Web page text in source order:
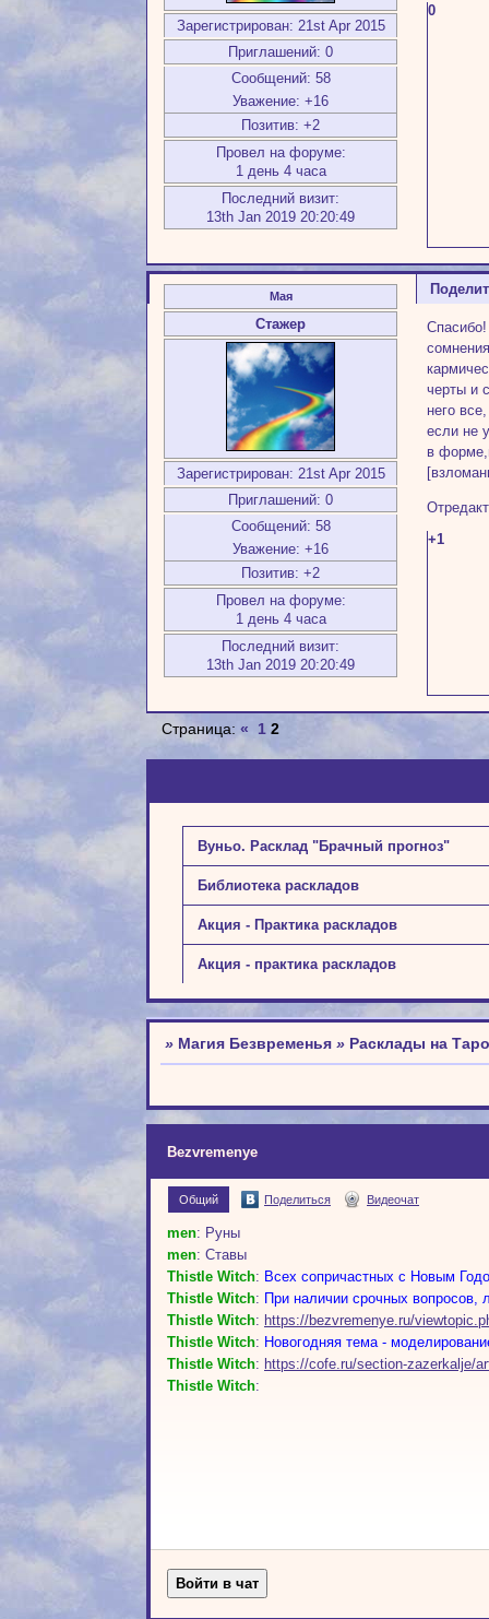
Зарегистрирован: 21st Apr 2015
Приглашений: 0
Сообщений: 58
Уважение: +16
Позитив: +2
Провел на форуме:
1 день 4 часа
Последний визит:
13th Jan 2019 20:20:49
0
Мая
Стажер
Зарегистрирован: 21st Apr 2015
Приглашений: 0
Сообщений: 58
Уважение: +16
Позитив: +2
Провел на форуме:
1 день 4 часа
Последний визит:
13th Jan 2019 20:20:49
черты и
него
если не
в
+1
Страница:« 1 2
Вуньо. Расклад "Брачный прогноз"
Библиотека раскладов
Акция - Практика раскладов
Акция - практика раскладов
» Магия Безвременья » Расклады на